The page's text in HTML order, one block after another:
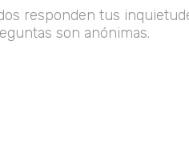
responden tus
son anónimas.